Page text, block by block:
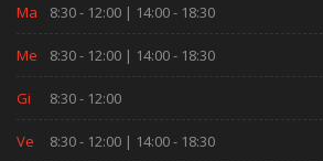
Ma 8:30 - 12:00 | 14:00 - 18:30
Me 8:30 - 12:00 | 14:00 - 18:30
Gi 8:30 - 12:00
Ve 8:30 - 12:00 | 14:00 - 18:30